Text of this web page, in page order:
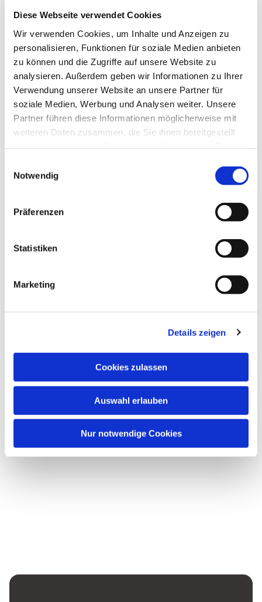
Diese Webseite verwendet Cookies
Wir verwenden Cookies, um Inhalte und Anzeigen zu
personalisieren, Funktionen für soziale Medien anbieten
zu können und die Zugriffe auf unsere Website zu
analysieren. Außerdem geben wir Informationen zu Ihrer
Verwendung unserer Website an unsere Partner für
soziale Medien, Werbung und Analysen weiter. Unsere
Partner führen diese Informationen möglicherweise mit
weiteren Daten zusammen, die Sie ihnen bereitgestellt
Notwendig
Präferenzen
Statistiken
Marketing
Details zeigen
Cookies zulassen
Auswahl erlauben
Nur notwendige Cookies
Sonntag, 27. September 2026, 10:30
Hupfeldstr. 21, 34121 Kassel
Pfarrer Ralf Haunert